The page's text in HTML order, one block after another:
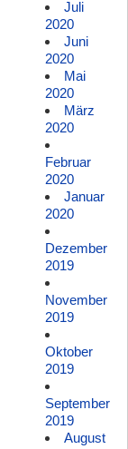
Juli
2020
Juni
2020
Mai
2020
März
2020
Februar
2020
Januar
2020
Dezember
2019
November
2019
Oktober
2019
September
2019
August